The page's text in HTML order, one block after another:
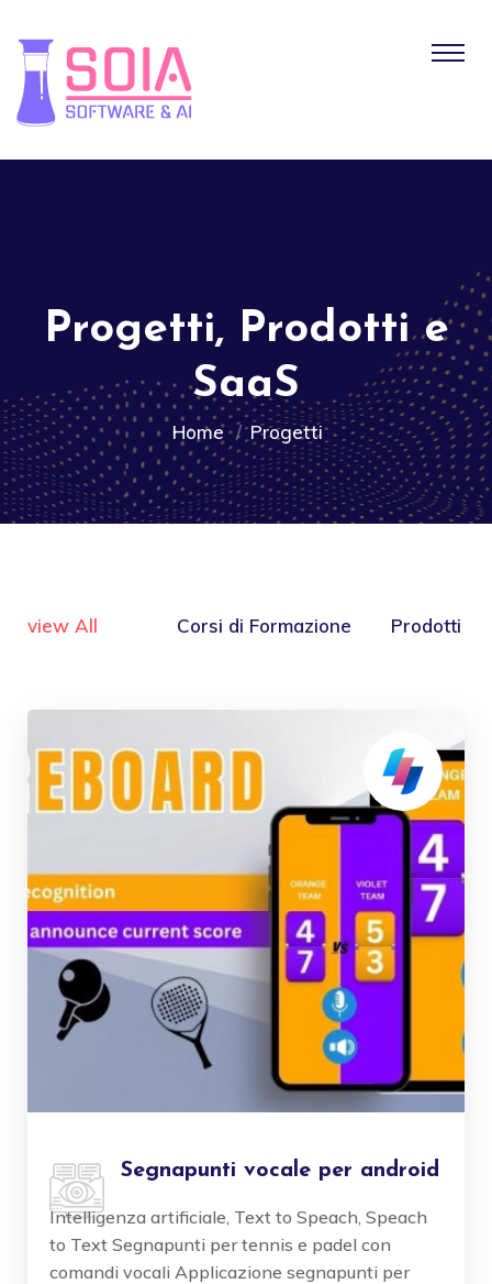
Progetti, Prodotti e
SaaS
Home Progetti
view All Corsi di Formazione Prodotti
Segnapunti vocale per android
Intelligenza artificiale, Text to Speach, Speach
to Text Segnapunti per tennis e padel con
comandi vocali Applicazione segnapunti per